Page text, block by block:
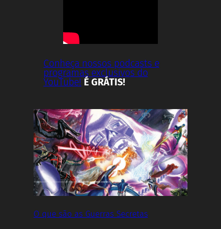
Conheça nossos podcasts e
programas exclusivos do
YouTube! É GRÁTIS!
O que são as Guerras Secretas